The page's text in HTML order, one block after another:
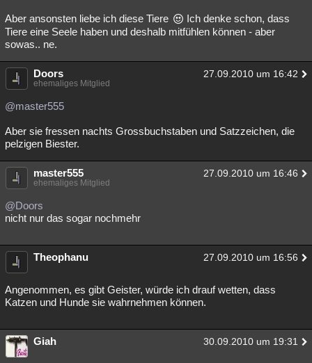
Aber ansonsten liebe ich diese Tiere
Ich denke schon, dass
Tiere eine Seele haben und deshalb mitfühlen können - aber
sowas.. ne.
Doors 27.09.2010 um 16:42
ehemaliges Mitglied
@master555
Aber sie fressen nachts Grossbuchstaben und Satzzeichen, die
pelzigen Biester.
master555 27.09.2010 um 16:46
ehemaliges Mitglied
@Doors
nicht nur das sogar nochmehr
Theophanu 27.09.2010 um 16:56
Angenommen, es gibt Geister, würde ich drauf wetten, dass
Katzen und Hunde sie wahrnehmen können.
Giah 30.09.2010 um 19:31